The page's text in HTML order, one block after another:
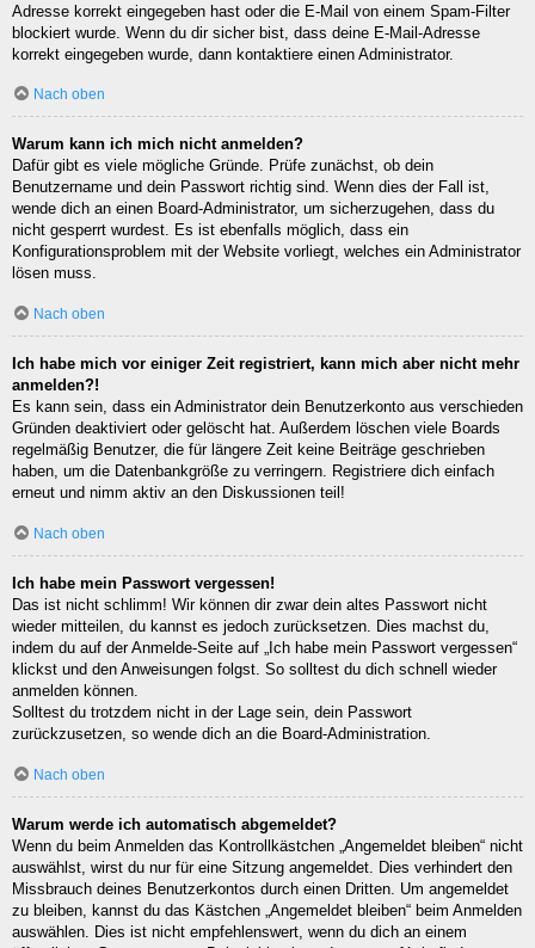
Adresse korrekt eingegeben hast oder die E-Mail von einem Spam-Filter
blockiert wurde. Wenn du dir sicher bist, dass deine E-Mail-Adresse
korrekt eingegeben wurde, dann kontaktiere einen Administrator.
Nach oben
Warum kann ich mich nicht anmelden?
Dafür gibt es viele mögliche Gründe. Prüfe zunächst, ob dein
Benutzername und dein Passwort richtig sind. Wenn dies der Fall ist,
wende dich an einen Board-Administrator, um sicherzugehen, dass du
nicht gesperrt wurdest. Es ist ebenfalls möglich, dass ein
Konfigurationsproblem mit der Website vorliegt, welches ein Administrator
lösen muss.
Nach oben
Ich habe mich vor einiger Zeit registriert, kann mich aber nicht mehr
anmelden?!
Es kann sein, dass ein Administrator dein Benutzerkonto aus verschieden
Gründen deaktiviert oder gelöscht hat. Außerdem löschen viele Boards
regelmäßig Benutzer, die für längere Zeit keine Beiträge geschrieben
haben, um die Datenbankgröße zu verringern. Registriere dich einfach
erneut und nimm aktiv an den Diskussionen teil!
Nach oben
Ich habe mein Passwort vergessen!
Das ist nicht schlimm! Wir können dir zwar dein altes Passwort nicht
wieder mitteilen, du kannst es jedoch zurücksetzen. Dies machst du,
indem du auf der Anmelde-Seite auf „Ich habe mein Passwort vergessen“
klickst und den Anweisungen folgst. So solltest du dich schnell wieder
anmelden können.
Solltest du trotzdem nicht in der Lage sein, dein Passwort
zurückzusetzen, so wende dich an die Board-Administration.
Nach oben
Warum werde ich automatisch abgemeldet?
Wenn du beim Anmelden das Kontrollkästchen „Angemeldet bleiben“ nicht
auswählst, wirst du nur für eine Sitzung angemeldet. Dies verhindert den
Missbrauch deines Benutzerkontos durch einen Dritten. Um angemeldet
zu bleiben, kannst du das Kästchen „Angemeldet bleiben“ beim Anmelden
auswählen. Dies ist nicht empfehlenswert, wenn du dich an einem